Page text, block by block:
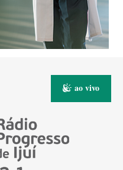
ao vivo